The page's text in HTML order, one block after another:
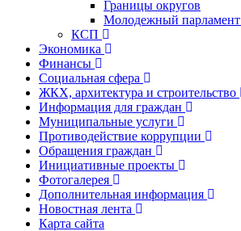
Границы округов
Молодежный парламент
КСП
Экономика
Финансы
Социальная сфера
ЖКХ, архитектура и строительство
Информация для граждан
Муниципальные услуги
Противодействие коррупции
Обращения граждан
Инициативные проекты
Фотогалерея
Дополнительная информация
Новостная лента
Карта сайта